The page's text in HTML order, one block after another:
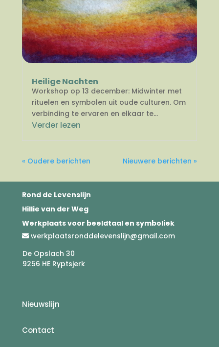
Heilige Nachten
Workshop op 13 december: Midwinter met
rituelen en symbolen uit oude culturen. Om
verbinding te ervaren en elkaar te...
Verder lezen
« Oudere berichten Nieuwere berichten »
Rond de Levenslijn
Hillie van der Weg
Werkplaats voor beeldtaal en symboliek
werkplaatsronddelevenslijn@gmail.com
De Opslach 30
9256 HE Ryptsjerk
Nieuwslijn
Contact